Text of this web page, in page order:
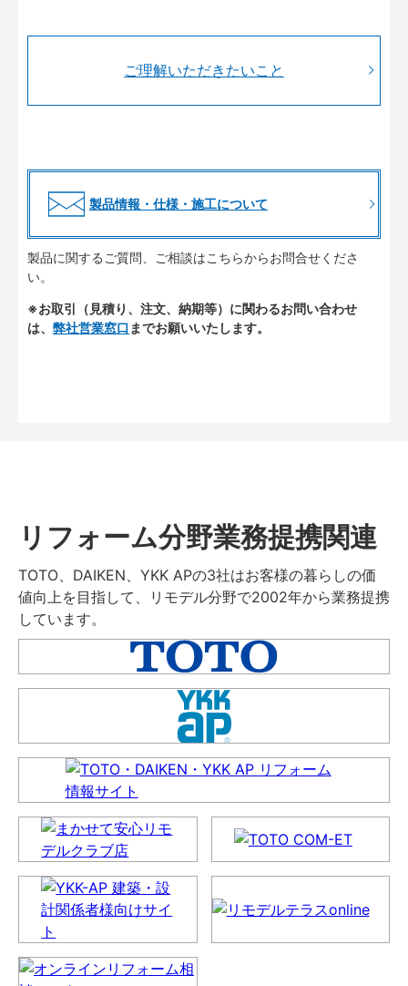
ご理解いただきたいこと
製品情報・仕様・施工について
製品に関するご質問、ご相談はこちらからお問合せくださ
い。
※お取引（見積り、注文、納期等）に関わるお問い合わせ
は、 弊社営業窓口 までお願いいたします。
リフォーム分野業務提携関連
TOTO、DAIKEN、YKK APの3社はお客様の暮らしの価
値向上を目指して、リモデル分野で2002年から業務提携
しています。